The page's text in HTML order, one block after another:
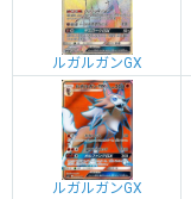
ルガルガンGX
ルガルガンGX